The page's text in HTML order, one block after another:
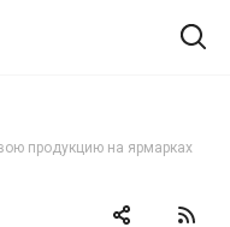
продукцию на ярмарках